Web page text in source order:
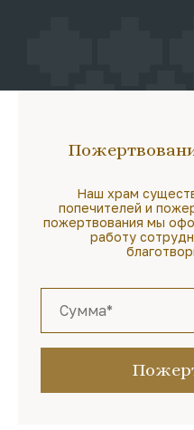
Наш храм
попечителей и
пожертвования мы
работу